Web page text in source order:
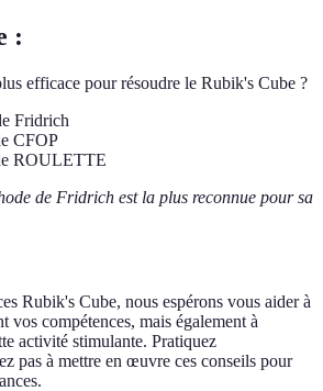
:
efficace pour résoudre le Rubik's Cube ?
Fridrich
CFOP
ROULETTE
de Fridrich est la plus reconnue pour sa
Rubik's Cube, nous espérons vous aider à
vos compétences, mais également à
activité stimulante. Pratiquez
pas à mettre en œuvre ces conseils pour